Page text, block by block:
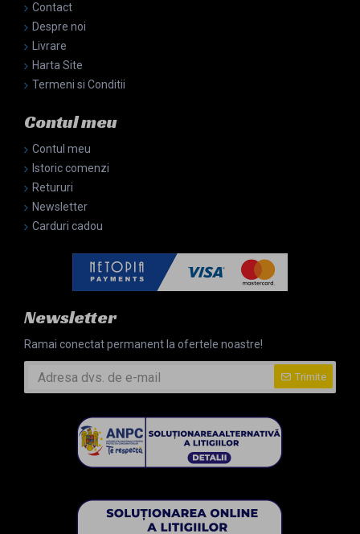
Contact
Despre noi
Livrare
Harta Site
Termeni si Conditii
Contul meu
Contul meu
Istoric comenzi
Retururi
Newsletter
Carduri cadou
Newsletter
Ramai conectat permanent la ofertele noastre!
Trimite